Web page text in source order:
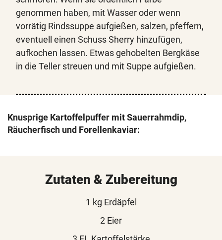
genommen haben, mit Wasser oder wenn
vorrätig Rindssuppe aufgießen, salzen, pfeffern,
eventuell einen Schuss Sherry hinzufügen,
aufkochen lassen. Etwas gehobelten Bergkäse
in die Teller streuen und mit Suppe aufgießen.
Knusprige Kartoffelpuffer mit Sauerrahmdip,
Räucherfisch und Forellenkaviar:
Zutaten & Zubereitung
1 kg Erdäpfel
2 Eier